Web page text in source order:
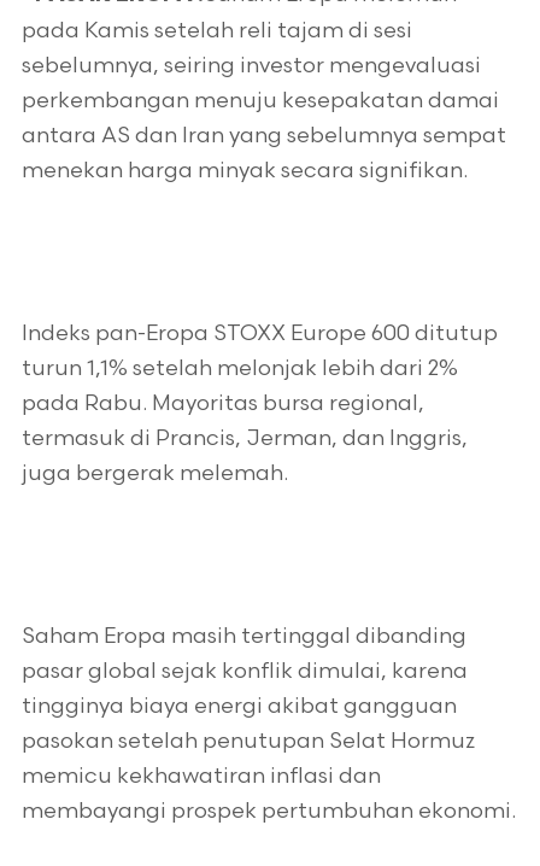
pada Kamis setelah reli tajam di sesi
sebelumnya, seiring investor mengevaluasi
perkembangan menuju kesepakatan damai
antara AS dan Iran yang sebelumnya sempat
menekan harga minyak secara signifikan.
Indeks pan-Eropa STOXX Europe 600 ditutup
turun 1,1% setelah melonjak lebih dari 2%
pada Rabu. Mayoritas bursa regional,
termasuk di Prancis, Jerman, dan Inggris,
juga bergerak melemah.
Saham Eropa masih tertinggal dibanding
pasar global sejak konflik dimulai, karena
tingginya biaya energi akibat gangguan
pasokan setelah penutupan Selat Hormuz
memicu kekhawatiran inflasi dan
membayangi prospek pertumbuhan ekonomi.